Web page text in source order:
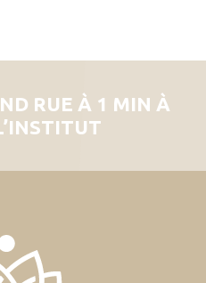
RUE À 1 MIN À